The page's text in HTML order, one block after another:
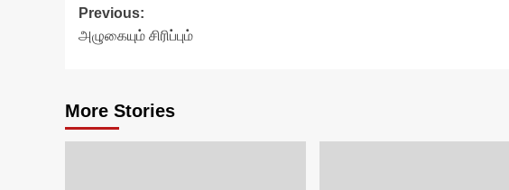
Post
navigation
Previous:
அழுகையும் சிரிப்பும்
More Stories